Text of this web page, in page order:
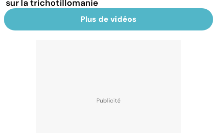
sur la trichotillomanie
Plus de vidéos